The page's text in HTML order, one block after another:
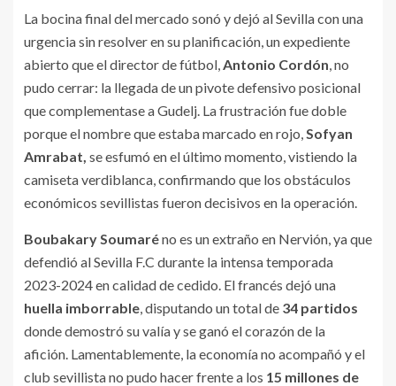
La bocina final del mercado sonó y dejó al Sevilla con una
urgencia sin resolver en su planificación, un expediente
abierto que el director de fútbol,Antonio Cordón, no
pudo cerrar: la llegada de un pivote defensivo posicional
que complementase a Gudelj. La frustración fue doble
porque el nombre que estaba marcado en rojo,Sofyan
Amrabat, se esfumó en el último momento, vistiendo la
camiseta verdiblanca, confirmando que los obstáculos
económicos sevillistas fueron decisivos en la operación.
Boubakary Soumaréno es un extraño en Nervión, ya que
defendió al Sevilla F.C durante la intensa temporada
2023-2024 en calidad de cedido. El francés dejó una
huella imborrable, disputando un total de 34 partidos
donde demostró su valía y se ganó el corazón de la
afición. Lamentablemente, la economía no acompañó y el
club sevillista no pudo hacer frente a los 15 millones de